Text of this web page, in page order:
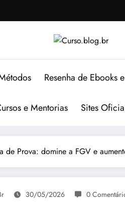
Resenha de Ebooks
e Mentorias Sites
de Prova: domine a FGV e
30/05/2026 0